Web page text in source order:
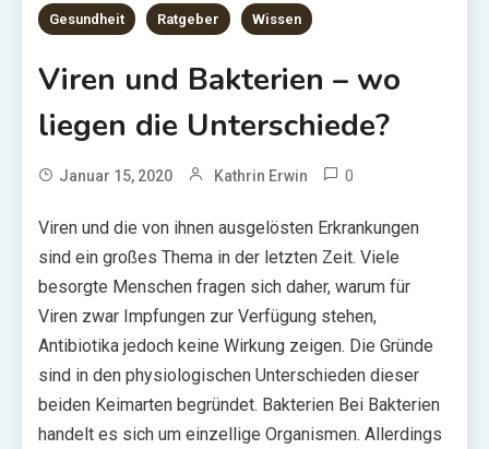
Gesundheit Ratgeber Wissen
Viren und Bakterien – wo
liegen die Unterschiede?
Januar 15, 2020 Kathrin Erwin 0
Viren und die von ihnen ausgelösten Erkrankungen
sind ein großes Thema in der letzten Zeit. Viele
besorgte Menschen fragen sich daher, warum für
Viren zwar Impfungen zur Verfügung stehen,
Antibiotika jedoch keine Wirkung zeigen. Die Gründe
sind in den physiologischen Unterschieden dieser
beiden Keimarten begründet. Bakterien Bei Bakterien
handelt es sich um einzellige Organismen. Allerdings